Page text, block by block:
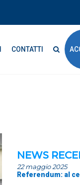
CONTATTI
NEWS
22 maggio 2025
Referendum: al